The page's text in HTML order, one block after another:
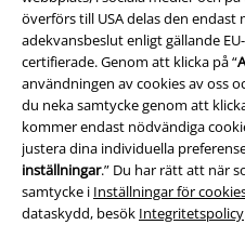
överförs till USA delas den
adekvansbeslut enligt gällande
certifierade. Genom att klicka på “
användningen av cookies av oss
du neka samtycke genom att
kommer endast nödvändiga
justera dina individuella
inställningar.” Du har rätt att när
samtycke i Inställningar för
dataskydd, besök Integritetspolicy
A Warner